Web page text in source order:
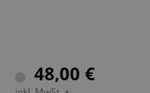
48,00 €